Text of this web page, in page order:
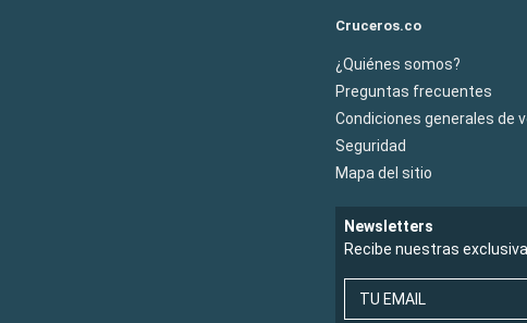
Cruceros.co
¿Quiénes somos?
Preguntas frecuentes
Condiciones generales de
Seguridad
Mapa del sitio
Newsletters
Recibe nuestras
TU EMAIL